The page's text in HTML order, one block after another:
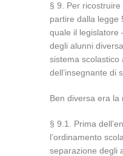
§ 9. Per
partire dalla legge
quale il legislatore
degli alunni
sistema scolastico
dell’insegnante di
Ben diversa era la
§ 9.1. Prima
l’ordinamento
separazione degli